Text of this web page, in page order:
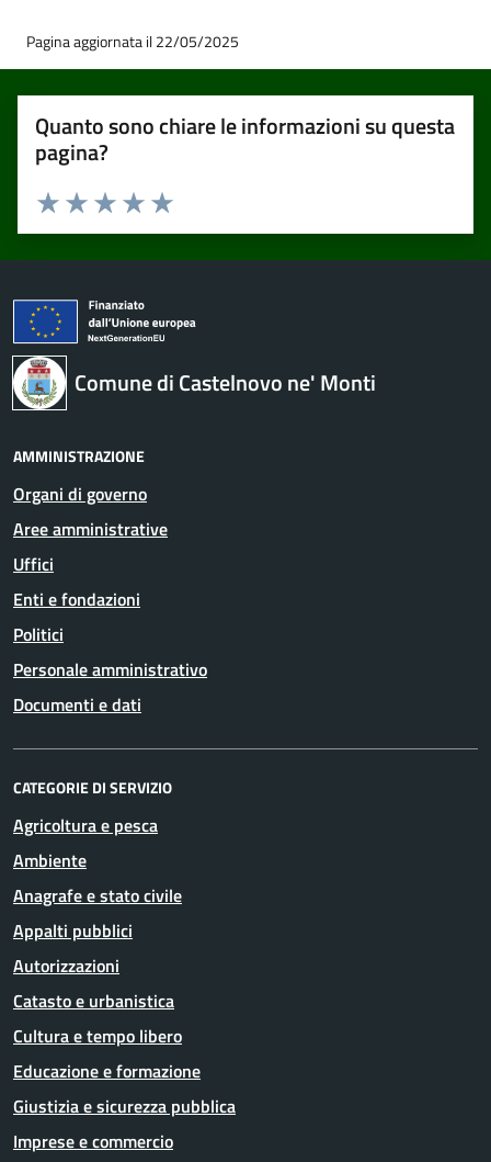
Pagina aggiornata il 22/05/2025
Quanto sono chiare le informazioni su questa
pagina?
Valuta 5 stelle su 5
Valuta 4 stelle su 5
Valuta 3 stelle su 5
Valuta 2 stelle su 5
Valuta 1 stelle su 5
Comune di Castelnovo ne' Monti
AMMINISTRAZIONE
Organi di governo
Aree amministrative
Uffici
Enti e fondazioni
Politici
Personale amministrativo
Documenti e dati
CATEGORIE DI SERVIZIO
Agricoltura e pesca
Ambiente
Anagrafe e stato civile
Appalti pubblici
Autorizzazioni
Catasto e urbanistica
Cultura e tempo libero
Educazione e formazione
Giustizia e sicurezza pubblica
Imprese e commercio